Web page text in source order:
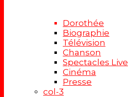
Dorothée
Biographie
Télévision
Chanson
Spectacles Live
Cinéma
Presse
col-3